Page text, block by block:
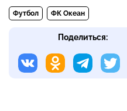
Футбол ФК Океан
Поделиться: